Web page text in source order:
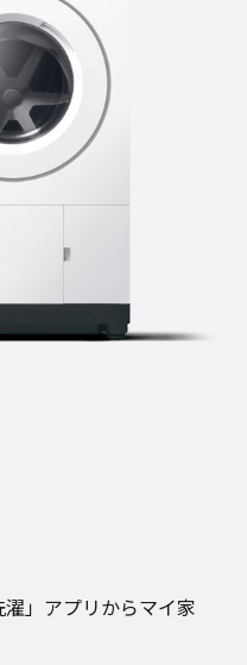
」アプリからマイ家